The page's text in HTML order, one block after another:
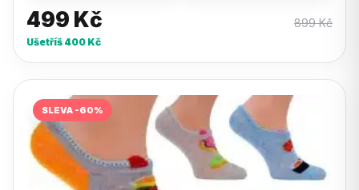
499 Kč 899Kč
Ušetříš 400 Kč
SLEVA -60%